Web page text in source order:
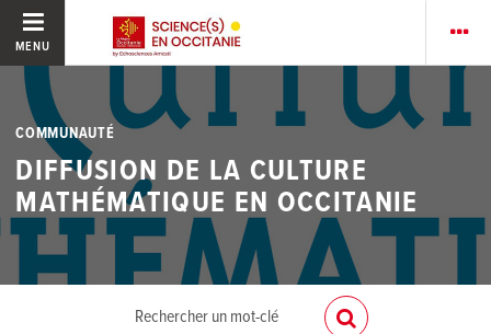
MENU
COMMUNAUTÉ
DIFFUSION DE LA CULTURE
MATHÉMATIQUE EN OCCITANIE